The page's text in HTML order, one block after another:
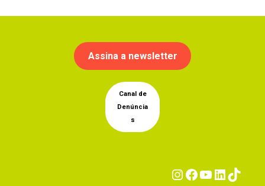
Assina a newsletter
Canal de
Denúncia
s
Instagram
Facebook